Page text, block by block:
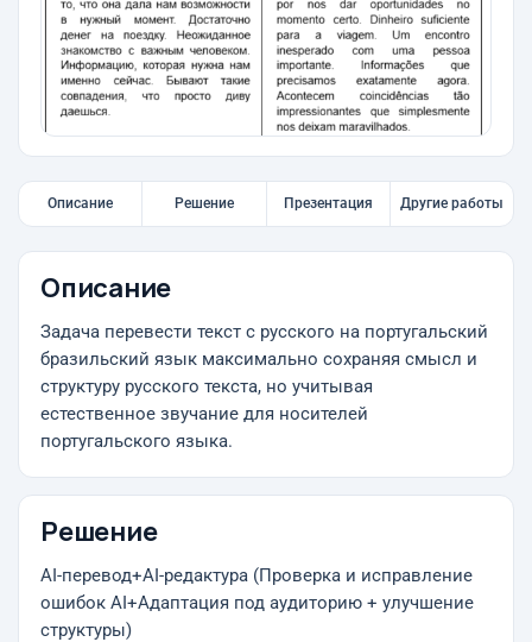
Описание Решение Презентация Другие работы
Описание
Задача перевести текст с русского на португальский
бразильский язык максимально сохраняя смысл и
структуру русского текста, но учитывая
естественное звучание для носителей
португальского языка.
Решение
AI-перевод+AI-редактура (Проверка и исправление
ошибок AI+Адаптация под аудиторию + улучшение
структуры)